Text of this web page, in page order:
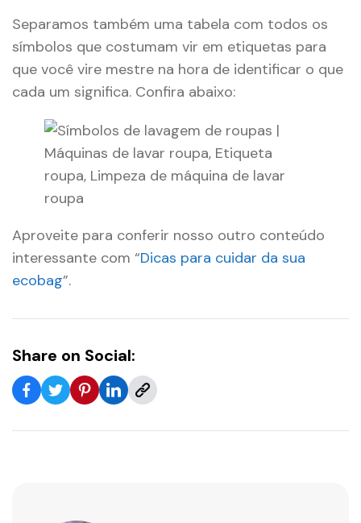
Separamos também uma tabela com todos os
símbolos que costumam vir em etiquetas para
que você vire mestre na hora de identificar o que
cada um significa. Confira abaixo:
Aproveite para conferir nosso outro conteúdo
interessante com “Dicas para cuidar da sua
ecobag”.
Share on Social: